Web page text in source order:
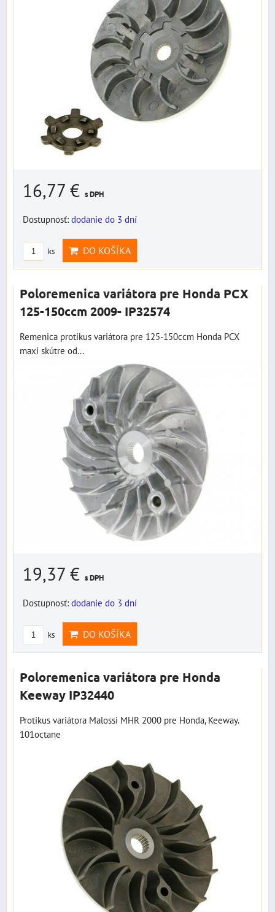
16,77 € s DPH
Dostupnosť: dodanie do 3 dní
ks DO KOŠÍKA
Poloremenica variátora pre Honda PCX
125-150ccm 2009- IP32574
Remenica protikus variátora pre 125-150ccm Honda PCX
maxi skútre od...
19,37 € s DPH
Dostupnosť: dodanie do 3 dní
ks DO KOŠÍKA
Poloremenica variátora pre Honda
Keeway IP32440
Protikus variátora Malossi MHR 2000 pre Honda, Keeway.
101octane